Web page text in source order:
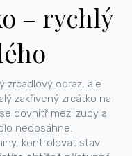
– rychlý
zrcadlový odraz, ale
zakřivený zrcátko na
dovnitř mezi zuby a
nedosáhne.
kontrolovat stav